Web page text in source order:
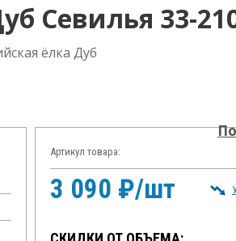
Севилья 33-
ёлка Дуб
Артикул товара:
3 090 ₽/шт